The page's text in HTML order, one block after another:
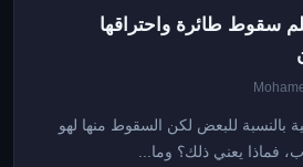
سقوط طائرة واحتراقها
بالنسبة للبعض لكن السقوط منها لهو
فماذا يعني ذلك؟ وما...